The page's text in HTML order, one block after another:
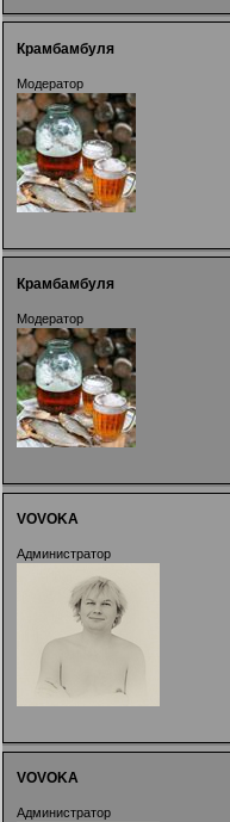
Крамбамбуля
Модератор
Крамбамбуля
Модератор
VOVOKA
Администратор
VOVOKA
Администратор